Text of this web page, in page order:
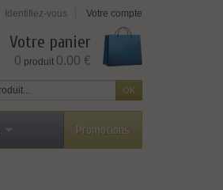
Identifiez-vous Votre compte
Votre panier
0 produit 0.00 €
Promotions